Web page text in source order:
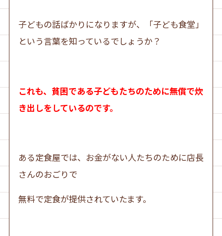
子どもの話ばかりになりますが、「子ども食堂」
という言葉を知っているでしょうか？
これも、貧困である子どもたちのために無償で炊
き出しをしているのです。
ある定食屋では、お金がない人たちのために店長
さんのおごりで
無料で定食が提供されていたます。